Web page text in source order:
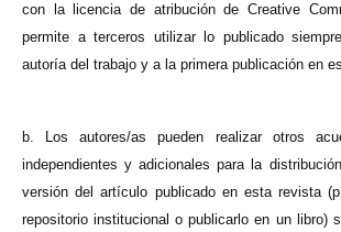
con la licencia de atribución de Creative
permite a terceros utilizar lo publicado
autoría del trabajo y a la primera publicación en
b. Los autores/as pueden realizar otros
independientes y adicionales para la
versión del artículo publicado en esta revista
repositorio institucional o publicarlo en un libro)